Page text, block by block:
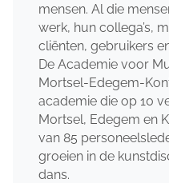
mensen. Al die
werk, hun collega’s,
cliënten, gebruikers
De Academie voor
Mortsel-Edegem-
academie die op 10
Mortsel, Edegem en
van 85
groeien in de
dans.